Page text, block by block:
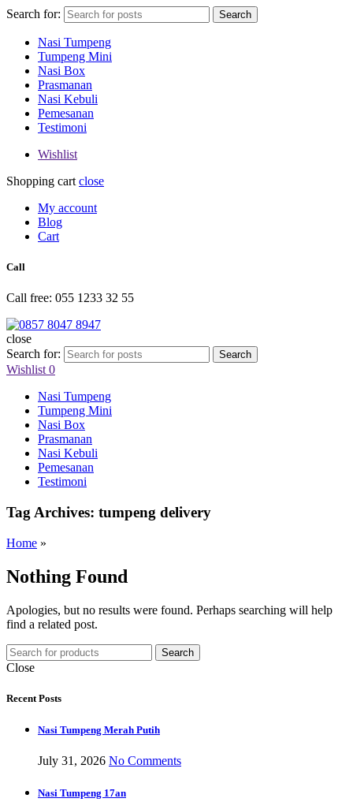
Search for: Search
Nasi Tumpeng
Tumpeng Mini
Nasi Box
Prasmanan
Nasi Kebuli
Pemesanan
Testimoni
Wishlist
Shopping cart close
My account
Blog
Cart
Call
Call free: 055 1233 32 55
close
Search for:
Search
Wishlist 0
Nasi Tumpeng
Tumpeng Mini
Nasi Box
Prasmanan
Nasi Kebuli
Pemesanan
Testimoni
Tag Archives: tumpeng delivery
Home »
Nothing Found
Apologies, but no results were found. Perhaps searching will help
find a related post.
Search
Close
Recent Posts
Nasi Tumpeng Merah Putih
July 31, 2026 No Comments
Nasi Tumpeng 17an